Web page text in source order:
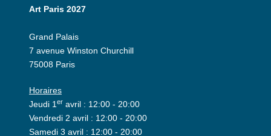
Art Paris 2027
Grand Palais
7 avenue Winston Churchill
75008 Paris
Horaires
Jeudi 1er avril : 12:00 - 20:00
Vendredi 2 avril : 12:00 - 20:00
Samedi 3 avril : 12:00 - 20:00